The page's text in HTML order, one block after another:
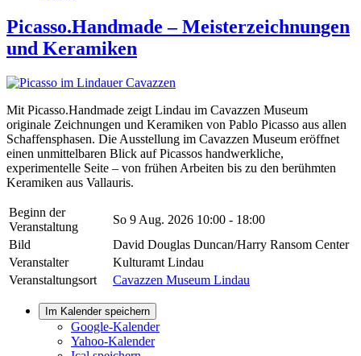
Picasso.Handmade – Meisterzeichnungen
und Keramiken
Mit Picasso.Handmade zeigt Lindau im Cavazzen Museum
originale Zeichnungen und Keramiken von Pablo Picasso aus allen
Schaffensphasen. Die Ausstellung im Cavazzen Museum eröffnet
einen unmittelbaren Blick auf Picassos handwerkliche,
experimentelle Seite – von frühen Arbeiten bis zu den berühmten
Keramiken aus Vallauris.
Beginn der
Veranstaltung
So 9 Aug. 2026 10:00 - 18:00
Bild
David Douglas Duncan/Harry Ransom Center
Veranstalter
Kulturamt Lindau
Veranstaltungsort
Cavazzen Museum Lindau
Im Kalender speichern
Google-Kalender
Yahoo-Kalender